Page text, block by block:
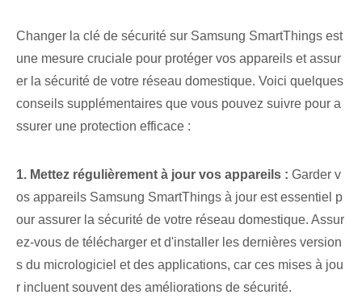
Changer la clé de sécurité sur Samsung SmartThings est
une mesure cruciale pour protéger vos appareils et assur
er la sécurité de votre réseau domestique. Voici quelques
conseils supplémentaires que vous pouvez suivre pour a
ssurer une protection efficace :
1. Mettez régulièrement à jour vos appareils : Garder v
os appareils ‌Samsung SmartThings‍ à jour est essentiel p
our assurer la sécurité de votre réseau domestique. Assur
ez-vous de télécharger et d'installer les dernières version
s du micrologiciel et des applications, car ces mises à jou
r incluent souvent des améliorations de sécurité.